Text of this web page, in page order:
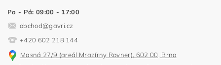
Po - Pá: 09:00 - 17:00
obchod@gavri.cz
+420 602 218 144
Masná 27/9 (areál Mrazírny Rovner), 602 00, Brno